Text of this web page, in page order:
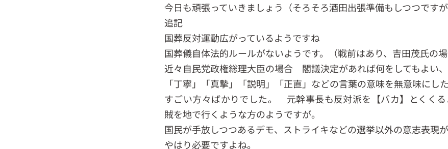
今日も頑張っていきましょう（そろそろ酒田出張準備もしつつですが
追記
国葬反対運動広がっているようですね
国葬儀自体法的ルールがないようです。（戦前はあり、吉田茂氏の場
近々自民党政権総理大臣の場合 閣議決定があれば何をしてもよい、
「丁寧」「真摯」「説明」「正直」などの言葉の意味を無意味にした
すごい方々ばかりでした。 元幹事長も反対派を【バカ】とくく
賊を地で行くような方のようですが。
国民が手放しつつあるデモ、ストライキなどの選挙以外の意志表現が
やはり必要ですよね。